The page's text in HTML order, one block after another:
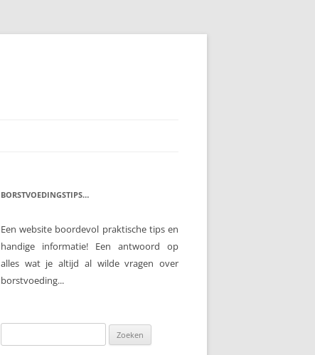
BORSTVOEDINGSTIPS…
Een website boordevol praktische tips en
handige informatie! Een antwoord op
alles wat je altijd al wilde vragen over
borstvoeding...
naar: